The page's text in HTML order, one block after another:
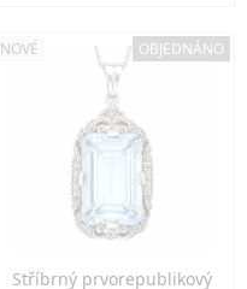
NOVÉ OBJEDNÁNO
Stříbrný prvorepublikový